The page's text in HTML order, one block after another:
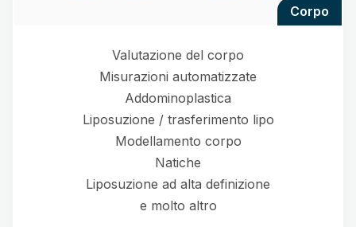
corpo
Valutazione del corpo
Misurazioni automatizzate
Addominoplastica
Liposuzione / trasferimento lipo
Modellamento corpo
Natiche
Liposuzione ad alta definizione
e molto altro